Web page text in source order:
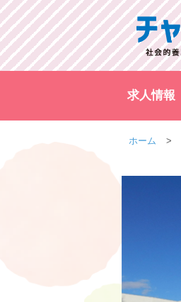
求人情報
ホーム